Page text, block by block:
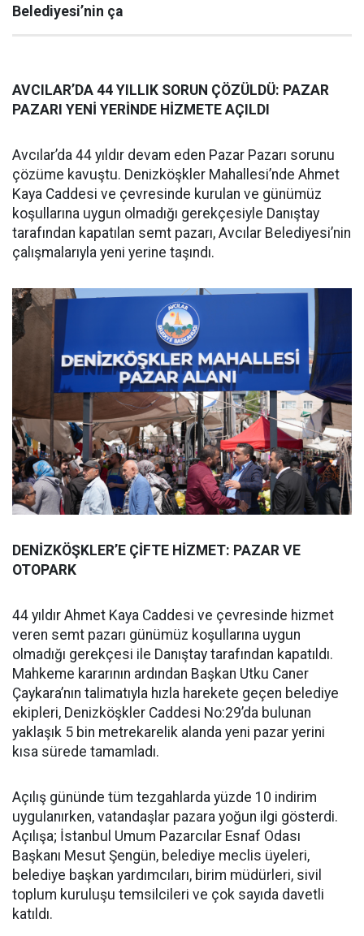
Belediyesi’nin ça
AVCILAR’DA 44 YILLIK SORUN ÇÖZÜLDÜ: PAZAR
PAZARI YENİ YERİNDE HİZMETE AÇILDI
Avcılar’da 44 yıldır devam eden Pazar Pazarı sorunu
çözüme kavuştu. Denizköşkler Mahallesi’nde Ahmet
Kaya Caddesi ve çevresinde kurulan ve günümüz
koşullarına uygun olmadığı gerekçesiyle Danıştay
tarafından kapatılan semt pazarı, Avcılar Belediyesi’nin
çalışmalarıyla yeni yerine taşındı.
DENİZKÖŞKLER’E ÇİFTE HİZMET: PAZAR VE
OTOPARK
44 yıldır Ahmet Kaya Caddesi ve çevresinde hizmet
veren semt pazarı günümüz koşullarına uygun
olmadığı gerekçesi ile Danıştay tarafından kapatıldı.
Mahkeme kararının ardından Başkan Utku Caner
Çaykara’nın talimatıyla hızla harekete geçen belediye
ekipleri, Denizköşkler Caddesi No:29’da bulunan
yaklaşık 5 bin metrekarelik alanda yeni pazar yerini
kısa sürede tamamladı.
Açılış gününde tüm tezgahlarda yüzde 10 indirim
uygulanırken, vatandaşlar pazara yoğun ilgi gösterdi.
Açılışa; İstanbul Umum Pazarcılar Esnaf Odası
Başkanı Mesut Şengün, belediye meclis üyeleri,
belediye başkan yardımcıları, birim müdürleri, sivil
toplum kuruluşu temsilcileri ve çok sayıda davetli
katıldı.